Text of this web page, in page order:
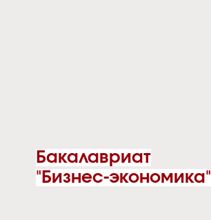
Бакалавриат
"Бизнес-экономика"